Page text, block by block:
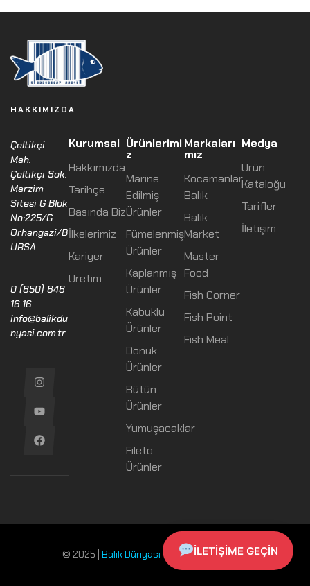
HAKKIMIZDA
Çeltikçi
Mah.
Çeltikçi Sok.
Marzim
Sitesi G Blok
No:225/G
Orhangazi/B
URSA
0 (850) 848
16 16
info@balikdu
nyasi.com.tr
Kurumsal
Hakkımızda
Tarihçe
Basında Biz
İlkelerimiz
Kariyer
Üretim
Ürünlerimi
z
Marine
Edilmiş
Ürünler
Fümelenmiş
Ürünler
Kaplanmış
Ürünler
Kabuklu
Ürünler
Donuk
Ürünler
Bütün
Ürünler
Yumuşacaklar
Fileto
Ürünler
Markaları
mız
Kocamanlar
Balık
Balık
Market
Master
Food
Fish Corner
Fish Point
Fish Meal
Medya
Ürün
Kataloğu
Tarifler
İletişim
© 2025 | Balık Dünyası Tüm Hakları Saklıdır!
İLETIŞIME GEÇIN